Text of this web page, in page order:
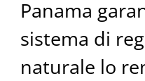
Panama
sistema di
naturale lo